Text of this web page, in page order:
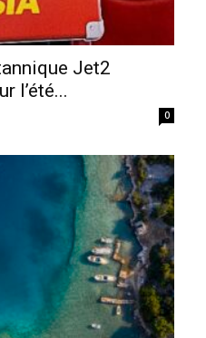
Jet2
l’été...
0